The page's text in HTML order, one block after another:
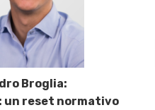
Broglia:
un reset normativo